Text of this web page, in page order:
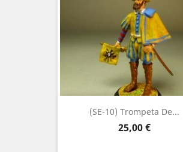
(SE-10) Trompeta De...
Precio
25,00 €